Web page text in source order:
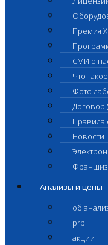
Премия
СМИ о
Что
Фото
Договор
Правила
Новости
Анализы и цены
об
prp
акции